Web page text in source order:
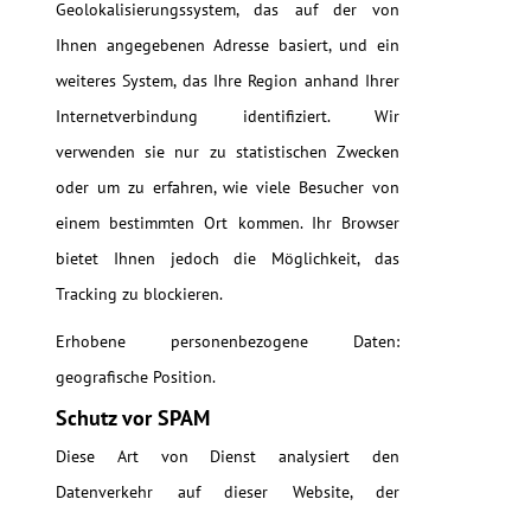
Geolokalisierungssystem, das auf der von
Ihnen angegebenen Adresse basiert, und ein
weiteres System, das Ihre Region anhand Ihrer
Internetverbindung identifiziert. Wir
verwenden sie nur zu statistischen Zwecken
oder um zu erfahren, wie viele Besucher von
einem bestimmten Ort kommen. Ihr Browser
bietet Ihnen jedoch die Möglichkeit, das
Tracking zu blockieren.
Erhobene personenbezogene Daten:
geografische Position.
Schutz vor SPAM
Diese Art von Dienst analysiert den
Datenverkehr auf dieser Website, der